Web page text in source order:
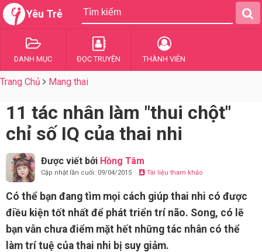
Yêu Trẻ
DANH MỤC ĐỌC TRUYỆN THÀNH VIÊN
Trang Chủ Mang thai
11 tác nhân làm "thui chột"
chỉ số IQ của thai nhi
Được viết bởi Hồng Tâm
Cập nhật lần cuối: 09/04/2015 Tài liệu tham khảo
Có thể bạn đang tìm mọi cách giúp thai nhi có được
điều kiện tốt nhất để phát triển trí não. Song, có lẽ
bạn vẫn chưa điểm mặt hết những tác nhân có thể
làm trí tuệ của thai nhi bị suy giảm.